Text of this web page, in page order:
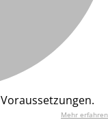
Mehr erfahren